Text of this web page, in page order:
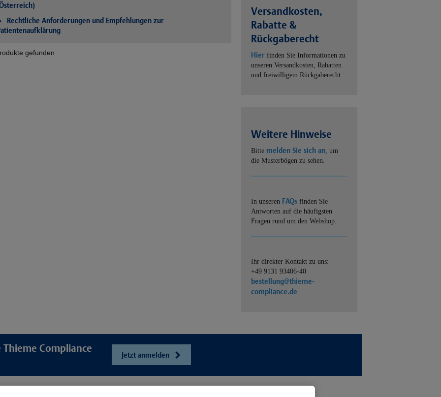
Rechtliche Anforderungen und Empfehlungen zur
gefunden
Versandkosten,
Rabatte &
Rückgaberecht
Hier finden Sie Informationen zu
unseren Versandkosten, Rabatten
und freiwilligem Rückgaberecht.
Weitere Hinweise
Bitte melden Sie sich an, um
die Musterbögen zu sehen.
In unseren FAQs finden Sie
Antworten auf die häufigsten
Fragen rund um den Webshop.
Ihr direkter Kontakt zu uns:
+49 9131 93406-40
bestellung@thieme-
compliance.de
Compliance
Jetzt anmelden